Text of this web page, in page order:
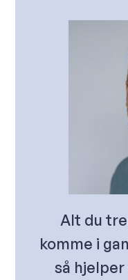
Alt du
komme i
så